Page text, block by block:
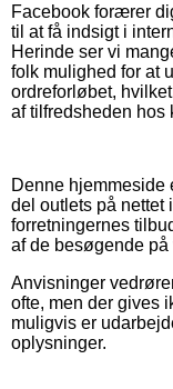
Facebook forærer
til at få indsigt i
Herinde ser vi
folk mulighed for at
ordreforløbet,
af tilfredsheden hos
Denne hjemmeside
del outlets på nettet
forretningernes
af de besøgende
Anvisninger
ofte, men der gives
muligvis er
oplysninger.